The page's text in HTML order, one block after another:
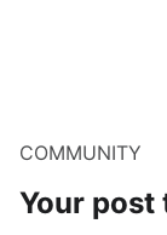
COMMUNITY
Your post